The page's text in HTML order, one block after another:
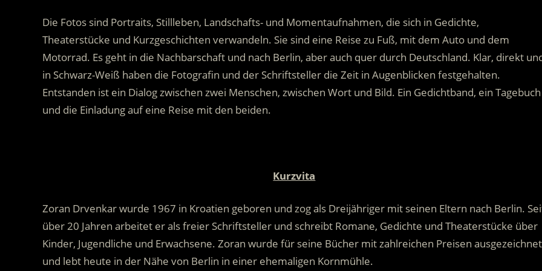
Die Fotos sind Portraits, Stillleben, Landschafts- und Momentaufnahmen, die sich in Gedichte,
Theaterstücke und Kurzgeschichten verwandeln. Sie sind eine Reise zu Fuß, mit dem Auto und dem
Motorrad. Es geht in die Nachbarschaft und nach Berlin, aber auch quer durch Deutschland. Klar, direkt
in Schwarz-Weiß haben die Fotografin und der Schriftsteller die Zeit in Augenblicken festgehalten.
Entstanden ist ein Dialog zwischen zwei Menschen, zwischen Wort und Bild. Ein Gedichtband, ein Tagebuch
und die Einladung auf eine Reise mit den beiden.
Kurzvita
Zoran Drvenkar wurde 1967 in Kroatien geboren und zog als Dreijähriger mit seinen Eltern nach Berlin.
über 20 Jahren arbeitet er als freier Schriftsteller und schreibt Romane, Gedichte und Theaterstücke über
Kinder, Jugendliche und Erwachsene. Zoran wurde für seine Bücher mit zahlreichen Preisen ausgezeichnet
und lebt heute in der Nähe von Berlin in einer ehemaligen Kornmühle.